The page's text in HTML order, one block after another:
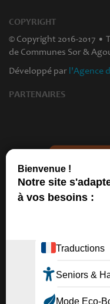
COPYRIGHT
© Copyright 2016-2017 •
de Communes Sor &
Développé par l'Agence
PARTENAIRES